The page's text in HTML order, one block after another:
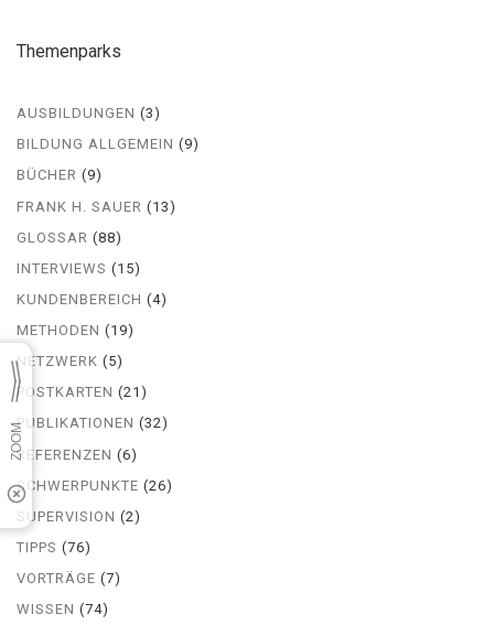
Themenparks
AUSBILDUNGEN (3)
BILDUNG ALLGEMEIN (9)
BÜCHER (9)
FRANK H. SAUER (13)
GLOSSAR (88)
INTERVIEWS (15)
KUNDENBEREICH (4)
METHODEN (19)
NETZWERK (5)
POSTKARTEN (21)
PUBLIKATIONEN (32)
REFERENZEN (6)
SCHWERPUNKTE (26)
SUPERVISION (2)
TIPPS (76)
VORTRÄGE (7)
WISSEN (74)